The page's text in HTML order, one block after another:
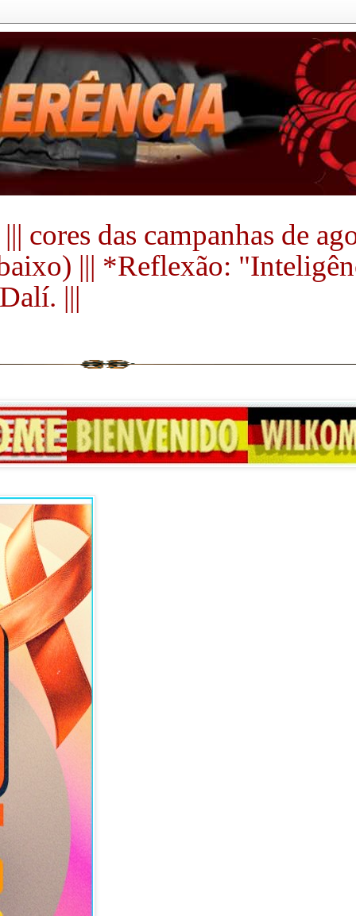
cores das campanhas de
||| *Reflexão:
|||